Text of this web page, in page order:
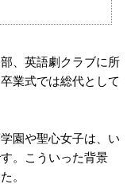
、英語劇クラブに所
業式では総代として
園や聖心女子は、い
。こういった背景
。